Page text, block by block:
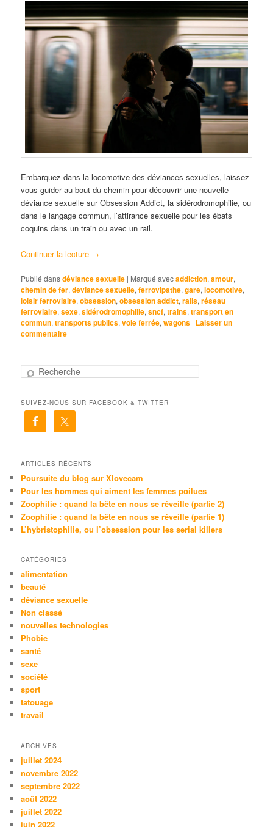
Embarquez dans la locomotive des déviances sexuelles, laissez
vous guider au bout du chemin pour découvrir une nouvelle
déviance sexuelle sur Obsession Addict, la sidérodromophilie, ou
dans le langage commun, l’attirance sexuelle pour les ébats
coquins dans un train ou avec un rail.
Continuer la lecture →
Publié dansdéviance sexuelle | Marqué avecaddiction,amour,
chemin de fer,deviance sexuelle,ferrovipathe,gare,locomotive,
loisir ferroviaire,obsession,obsession addict,rails,réseau
ferroviaire,sexe,sidérodromophilie,sncf,trains,transport en
commun,transports publics,voie ferrée,wagons | Laisser un
commentaire
h
e
SUIVEZ-NOUS SUR FACEBOOK & TWITTER
ARTICLES RÉCENTS
Poursuite du blog sur Xlovecam
Pour les hommes qui aiment les femmes poilues
Zoophilie : quand la bête en nous se réveille (partie 2)
Zoophilie : quand la bête en nous se réveille (partie 1)
L’hybristophilie, ou l’obsession pour les serial killers
CATÉGORIES
alimentation
beauté
déviance sexuelle
Non classé
nouvelles technologies
Phobie
santé
sexe
société
sport
tatouage
travail
ARCHIVES
juillet 2024
novembre 2022
septembre 2022
août 2022
juillet 2022
juin 2022